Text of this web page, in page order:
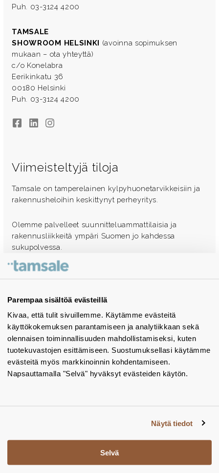
Parempaa sisältöä evästeillä
Kivaa, että tulit sivuillemme. Käytämme evästeitä
käyttökokemuksen parantamiseen ja analytiikkaan sekä
olennaisen toiminnallisuuden mahdollistamiseksi, kuten
tuotekuvastojen esittämiseen. Suostumuksellasi käytämme
evästeitä myös markkinoinnin kohdentamiseen.
Napsauttamalla "Selvä" hyväksyt evästeiden käytön.
Näytä tiedot
Selvä
Puh. 03-3124 4200
TAMSALE
SHOWROOM HELSINKI (avoinna sopimuksen
mukaan – ota yhteyttä)
c/o Konelabra
Eerikinkatu 36
00180 Helsinki
Puh. 03-3124 4200
FacebookLinkedInInstagram
Viimeisteltyjä tiloja
Tamsale on tamperelainen kylpyhuonetarvikkeisiin ja
rakennusheloihin keskittynyt perheyritys.
Olemme palvelleet suunnitteluammattilaisia ja
rakennusliikkeitä ympäri Suomen jo kahdessa
sukupolvessa.
Ota yhteyttä - autamme mielellämme
Tuotekuvastot
Instagram
BIM-objektit
Yhteystiedot
Tiedotteet